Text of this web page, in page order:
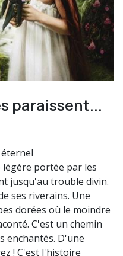
paraissent...
légère portée par les
jusqu'au trouble divin.
ses riverains. Une
dorées où le moindre
C'est un chemin
enchantés. D'une
! C'est l'histoire